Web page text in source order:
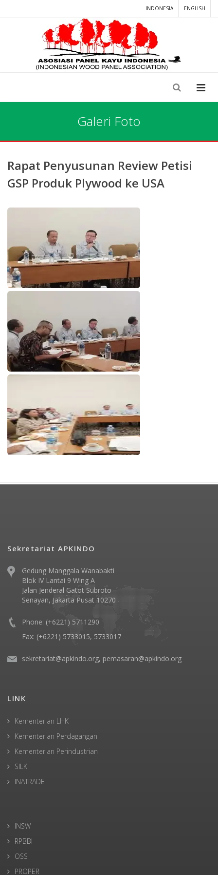
INDONESIA ENGLISH
Galeri Foto
Rapat Penyusunan Review Petisi
GSP Produk Plywood ke USA
Sekretariat APKINDO
Gedung Manggala Wanabakti
Blok IV Lantai 9 Wing A
Jalan Jenderal Gatot Subroto
Senayan, Jakarta Pusat 10270
Phone: (+6221) 5711290
Fax: (+6221) 5733015, 5733017
sekretariat@apkindo.org, pemasaran@apkindo.org
LINK
Kementerian LHK
Kementerian Perdagangan
Kementerian Perindustrian
SILK
INATRADE
INSW
RPBBI
OSS
PROPER